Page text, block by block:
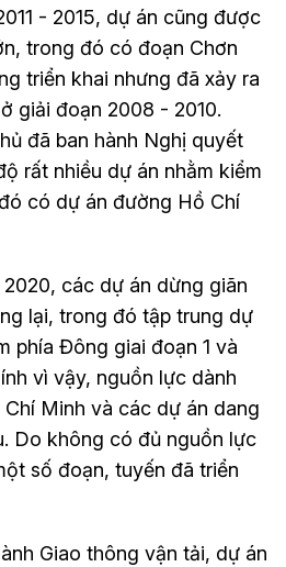
- 2015, dự án cũng được
trong đó có đoạn Chơn
triển khai nhưng đã xảy ra
giải đoạn 2008 - 2010.
đã ban hành Nghị quyết
rất nhiều dự án nhằm kiểm
có dự án đường Hồ Chí
các dự án dừng giãn
lại, trong đó tập trung dự
phía Đông giai đoạn 1 và
vì vậy, nguồn lực dành
Minh và các dự án dang
Do không có đủ nguồn lực
số đoạn, tuyến đã triển
Giao thông vận tải, dự án